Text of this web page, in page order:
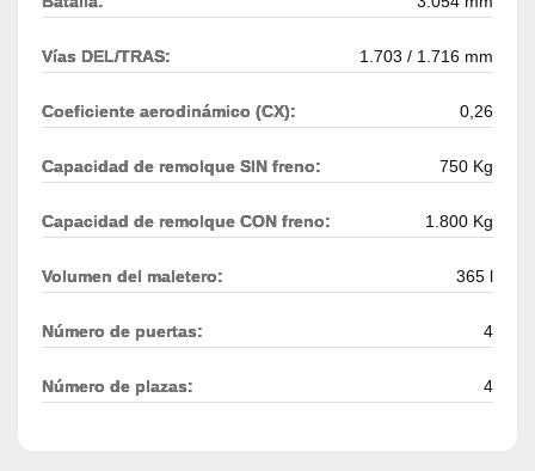
Vías DEL/TRAS: 1.703 / 1.716 mm
Coeficiente aerodinámico (CX): 0,26
Capacidad de remolque SIN freno: 750 Kg
Capacidad de remolque CON freno: 1.800 Kg
Volumen del maletero: 365 l
Número de puertas: 4
Número de plazas: 4